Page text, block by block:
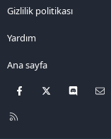
Gizlilik politikası
Yardım
Ana sayfa
Facebook Discord
R